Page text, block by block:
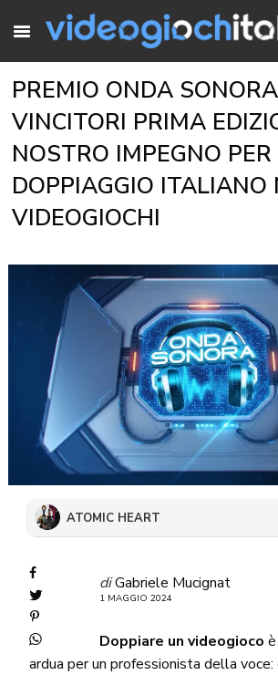
PREMIO ONDA
VINCITORI PRIMA
NOSTRO IMPEGNO
DOPPIAGGIO ITALIANO
VIDEOGIOCHI
ATOMIC HEART
diGabriele Mucignat
1 MAGGIO 2024
Doppiare un videogioco
ardua per un professionista della voce: